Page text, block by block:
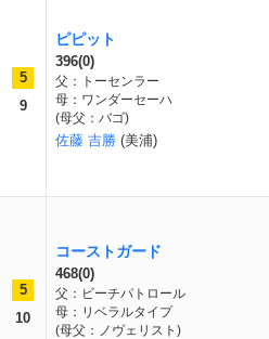
5
9
ピピット
396(0)
父：トーセンラー
母：ワンダーセーハ
(母父：バゴ)
佐藤 吉勝 (美浦)
5
10
コーストガード
468(0)
父：ビーチパトロール
母：リベラルタイプ
(母父：ノヴェリスト)